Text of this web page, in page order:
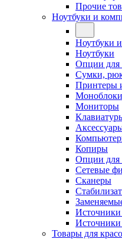
Прочие
Ноутбуки и
Ноутбуки
Ноутбуки
Опции для
Сумки,
Мониторы
Копиры
Опции для
Сетевые
Сканеры
Источники
Источники
Товары для